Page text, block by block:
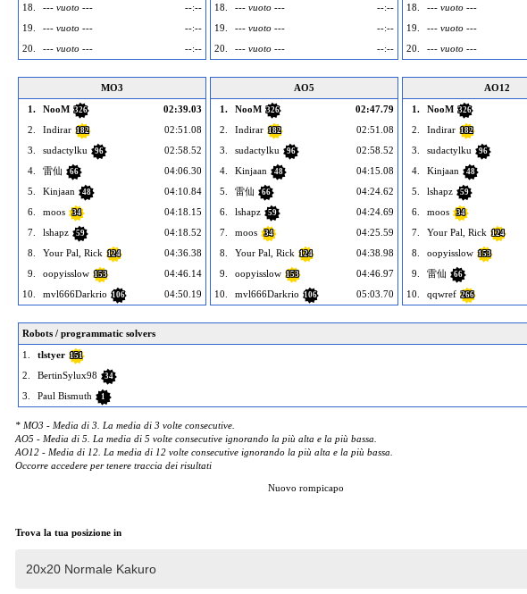
18.
--- vuoto ---
--:--
19.
--- vuoto ---
--:--
20.
--- vuoto --- --:--
18.
--- vuoto ---
--:--
19.
--- vuoto ---
--:--
20.
--- vuoto --- --:--
18.
--- vuoto ---
19.
--- vuoto ---
20.
--- vuoto ---
MO3
1.
NooM 326
02:39.03
2.
Indirar 182
02:51.08
3.
sudactylku 96
02:58.52
4.
雷仙 66
04:06.30
5.
Kinjaan 48
04:10.84
6.
moos 34
04:18.15
7.
lshapz 59
04:18.52
8.
Your Pal, Rick 124
04:36.38
9.
oopyisslow 153
04:46.14
10.
mvl666Darkrio 106 04:50.19
AO5
1.
NooM 326
02:47.79
2.
Indirar 182
02:51.08
3.
sudactylku 96
02:58.52
4.
Kinjaan 48
04:15.08
5.
雷仙 66
04:24.62
6.
lshapz 59
04:24.69
7.
moos 34
04:25.59
8.
Your Pal, Rick 124
04:38.98
9.
oopyisslow 153
04:46.97
10.
mvl666Darkrio 106 05:03.70
AO12
1.
NooM 326
2.
Indirar 182
3.
sudactylku 96
4.
Kinjaan 48
5.
lshapz 59
6.
moos 34
7.
Your Pal, Rick 124
8.
oopyisslow 153
9.
雷仙 66
10.
qqwref 266
Robots / programmatic solvers
1.
tlstyer 151
2.
BertinSylux98 34
3.
Paul Bismuth 1
* MO3 - Media di 3. La media di 3 volte consecutive.
AO5 - Media di 5. La media di 5 volte consecutive ignorando la più alta e la più bassa.
AO12 - Media di 12. La media di 12 volte consecutive ignorando la più alta e la più bassa.
Occorre accedere per tenere traccia dei risultati
Nuovo rompicapo
Trova la tua posizione in